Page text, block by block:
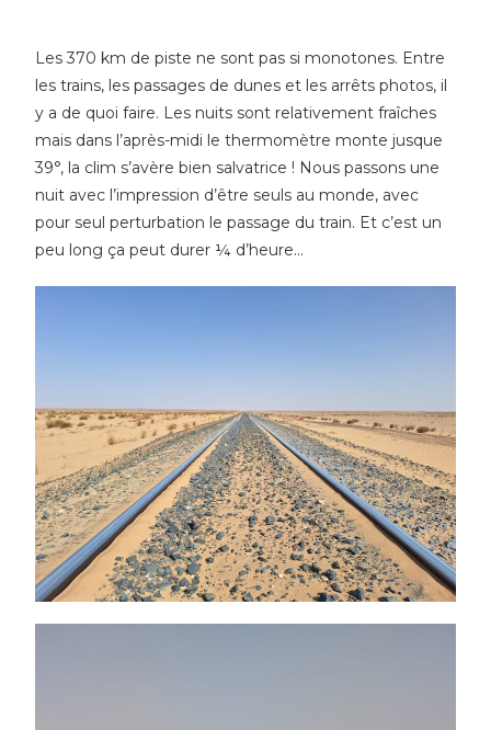
Les 370 km de piste ne sont pas si monotones. Entre
les trains, les passages de dunes et les arrêts photos, il
y a de quoi faire. Les nuits sont relativement fraîches
mais dans l’après-midi le thermomètre monte jusque
39°, la clim s’avère bien salvatrice ! Nous passons une
nuit avec l’impression d’être seuls au monde, avec
pour seul perturbation le passage du train. Et c’est un
peu long ça peut durer ¼ d’heure…